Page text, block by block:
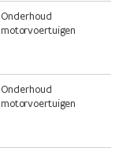
Onderhoud
motorvoertuigen
Onderhoud
motorvoertuigen